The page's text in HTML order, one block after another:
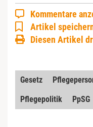
Kommentare
Artikel
Diesen Artikel
Gesetz
Pflegepolitik
PpSG